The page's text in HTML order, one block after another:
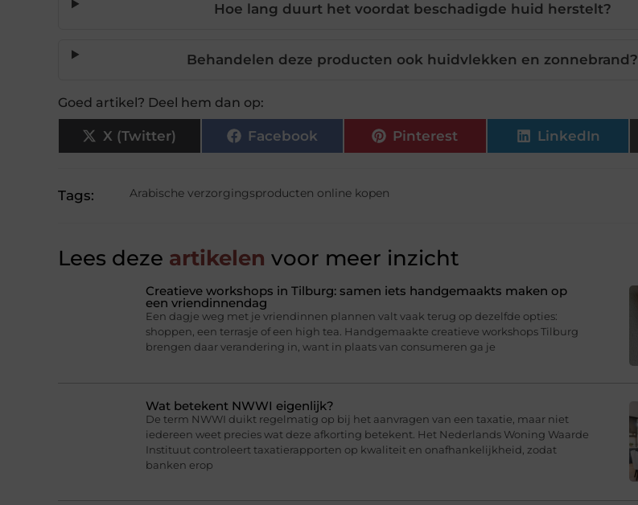
Hoe lang duurt het voordat beschadigde huid herstelt?
Behandelen deze producten ook huidvlekken en zonnebrand?
Goed artikel? Deel hem dan op:
X (Twitter) Facebook Pinterest LinkedIn
Tags: Arabische verzorgingsproducten online kopen
Lees deze artikelen voor meer inzicht
Creatieve workshops in Tilburg: samen iets handgemaakts maken op
een vriendinnendag
Een dagje weg met je vriendinnen plannen valt vaak terug op dezelfde opties:
shoppen, een terrasje of een high tea. Handgemaakte creatieve workshops Tilburg
brengen daar verandering in, want in plaats van consumeren ga je
Wat betekent NWWI eigenlijk?
De term NWWI duikt regelmatig op bij het aanvragen van een taxatie, maar niet
iedereen weet precies wat deze afkorting betekent. Het Nederlands Woning Waarde
Instituut controleert taxatierapporten op kwaliteit en onafhankelijkheid, zodat
banken erop